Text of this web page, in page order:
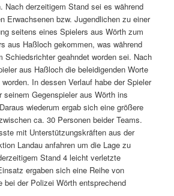
Nach derzeitigem Stand sei es während
Erwachsenen bzw. Jugendlichen zu einer
seitens eines Spielers aus Wörth zum
aus Haßloch gekommen, was während
Schiedsrichter geahndet worden sei. Nach
aus Haßloch die beleidigenden Worte
In dessen Verlauf habe der Spieler
seinem Gegenspieler aus Wörth ins
wiederum ergab sich eine größere
ca. 30 Personen beider Teams.
mit Unterstützungskräften aus der
Landau anfahren um die Lage zu
Stand 4 leicht verletzte
ergaben sich eine Reihe von
bei der Polizei Wörth entsprechend